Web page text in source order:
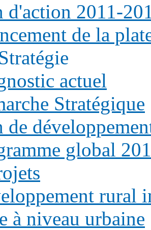
d'action 2011-
de la
actuel
Stratégique
de
global
rural
à niveau urbaine